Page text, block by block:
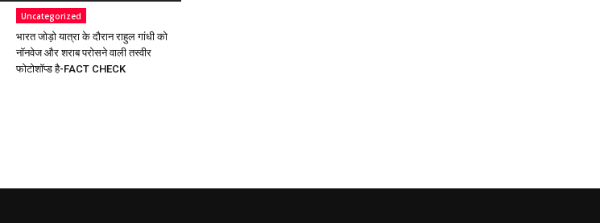
Uncategorized
भारत जोड़ो यात्रा के दौरान राहुल गांधी को
नॉनवेज और शराब परोसने वाली तस्वीर
फोटोशॉप्ड है-FACT CHECK